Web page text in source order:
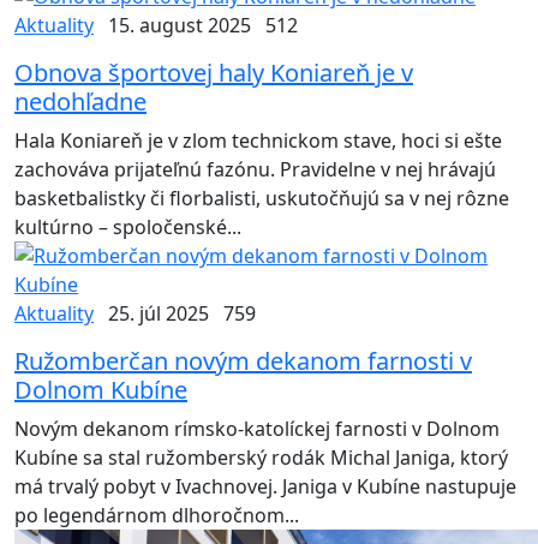
Aktuality 15. august 2025 512
Obnova športovej haly Koniareň je v
nedohľadne
Hala Koniareň je v zlom technickom stave, hoci si ešte
zachováva prijateľnú fazónu. Pravidelne v nej hrávajú
basketbalistky či florbalisti, uskutočňujú sa v nej rôzne
kultúrno – spoločenské...
Aktuality 25. júl 2025 759
Ružomberčan novým dekanom farnosti v
Dolnom Kubíne
Novým dekanom rímsko-katolíckej farnosti v Dolnom
Kubíne sa stal ružomberský rodák Michal Janiga, ktorý
má trvalý pobyt v Ivachnovej. Janiga v Kubíne nastupuje
po legendárnom dlhoročnom...